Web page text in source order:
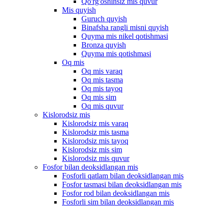
Mis quyish
Guruch quyish
Binafsha rangli misni quyish
Quyma mis nikel qotishmasi
Bronza quyish
Quyma mis qotishmasi
Oq mis
Oq mis varaq
Oq mis tasma
Oq mis tayoq
Oq mis sim
Oq mis quvur
Kislorodsiz mis
Kislorodsiz mis varaq
Kislorodsiz mis tasma
Kislorodsiz mis tayoq
Kislorodsiz mis sim
Kislorodsiz mis quvur
Fosfor bilan deoksidlangan mis
Fosforli qatlam bilan deoksidlangan mis
Fosfor tasmasi bilan deoksidlangan mis
Fosfor rod bilan deoksidlangan mis
Fosforli sim bilan deoksidlangan mis